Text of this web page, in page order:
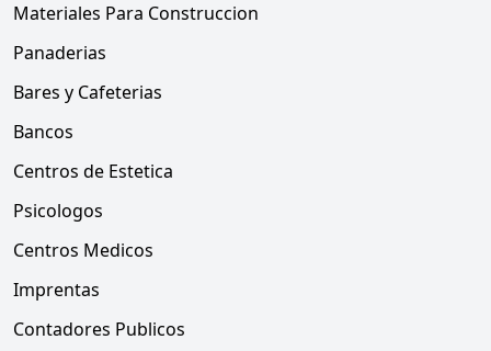
Materiales Para Construccion
Panaderias
Bares y Cafeterias
Bancos
Centros de Estetica
Psicologos
Centros Medicos
Imprentas
Contadores Publicos